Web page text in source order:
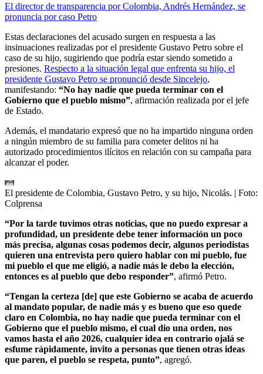
El director de transparencia por Colombia, Andrés Hernández, se
pronuncia por caso Petro
Estas declaraciones del acusado surgen en respuesta a las
insinuaciones realizadas por el presidente Gustavo Petro sobre el
caso de su hijo, sugiriendo que podría estar siendo sometido a
presiones. Respecto a la situación legal que enfrenta su hijo, el
presidente Gustavo Petro se pronunció desde Sincelejo,
manifestando: “No hay nadie que pueda terminar con el
Gobierno que el pueblo mismo”, afirmación realizada por el jefe
de Estado.
Además, el mandatario expresó que no ha impartido ninguna orden
a ningún miembro de su familia para cometer delitos ni ha
autorizado procedimientos ilícitos en relación con su campaña para
alcanzar el poder.
El presidente de Colombia, Gustavo Petro, y su hijo, Nicolás. | Foto:
Colprensa
“Por la tarde tuvimos otras noticias, que no puedo expresar a
profundidad, un presidente debe tener información un poco
más precisa, algunas cosas podemos decir, algunos periodistas
quieren una entrevista pero quiero hablar con mi pueblo, fue
mi pueblo el que me eligió, a nadie más le debo la elección,
entonces es al pueblo que debo responder”, afirmó Petro.
“Tengan la certeza [de] que este Gobierno se acaba de acuerdo
al mandato popular, de nadie más y es bueno que eso quede
claro en Colombia, no hay nadie que pueda terminar con el
Gobierno que el pueblo mismo, el cual dio una orden, nos
vamos hasta el año 2026, cualquier idea en contrario ojalá se
esfume rápidamente, invito a personas que tienen otras ideas
que paren, el pueblo se respeta, punto”, agregó.